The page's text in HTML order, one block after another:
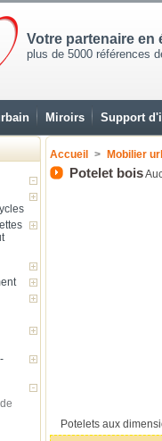
Votre partenaire en
plus de 5000 références
Miroirs Support
Accueil > Mobilier
Potelet bois
Potelets aux